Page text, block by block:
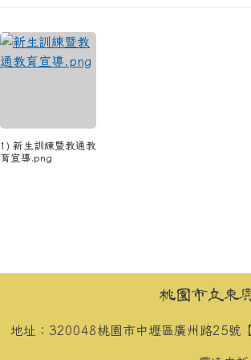
1) 新生訓練暨教通教
育宣導.png
桃園市立東
地址：320048桃園市中壢區廣州路25號【